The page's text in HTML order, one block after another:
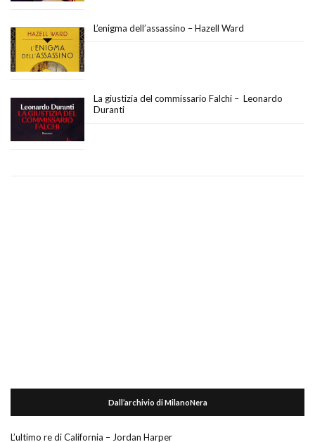
L’enigma dell’assassino – Hazell Ward
La giustizia del commissario Falchi – Leonardo
Duranti
Dall’archivio di MilanoNera
L’ultimo re di California – Jordan Harper